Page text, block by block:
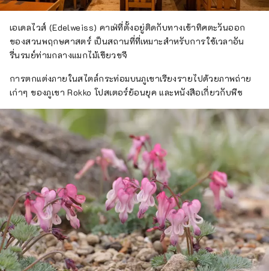
เอเดลไวส์ (Edelweiss) คาเฟ่ที่ตั้งอยู่ติดกับทางเข้าทิศตะวันออก
ของสวนพฤกษศาสตร์ เป็นสถานที่ที่เหมาะสำหรับการใช้เวลาอัน
รื่นรมย์ท่ามกลางแมกไม้เขียวขจี
การตกแต่งภายในสไตล์กระท่อมบนภูเขาเรียงรายไปด้วยภาพถ่าย
เก่าๆ ของภูเขา Rokko โปสเตอร์ย้อนยุค และหนังสือเกี่ยวกับพืช